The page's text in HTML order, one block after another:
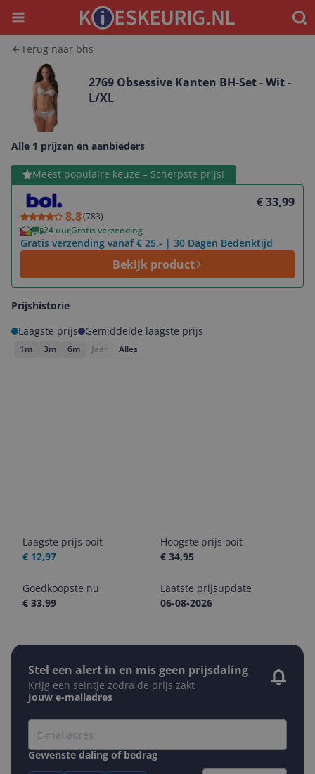
Menu
Terug naar bhs
2769 Obsessive Kanten BH-Set - Wit -
L/XL
Alle 1 prijzen en aanbieders
Meest populaire keuze – Scherpste prijs!
8.8(783)
€ 33,99
24 uurGratis verzending
Gratis verzending vanaf € 25,- | 30 Dagen Bedenktijd
Bekijk product
Bekijk product
Prijshistorie
Laagste prijs
Gemiddelde laagste prijs
1m 3m 6m Jaar Alles
Laagste prijs ooit
€ 12,97
Hoogste prijs ooit
€ 34,95
Goedkoopste nu
€ 33,99
Laatste prijsupdate
06-08-2026
Stel een alert in en mis geen prijsdaling
Krijg een seintje zodra de prijs zakt
Jouw e-mailadres
Gewenste daling of bedrag
Gewenste prijs